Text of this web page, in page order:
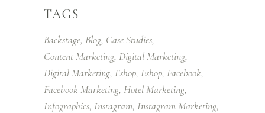
TAGS
Backstage Blog Case Studies
Content Marketing Digital Marketing
Digital Marketing Eshop Eshop Facebook
Facebook Marketing Hotel Marketing
Infographics Instagram Instagram Marketing